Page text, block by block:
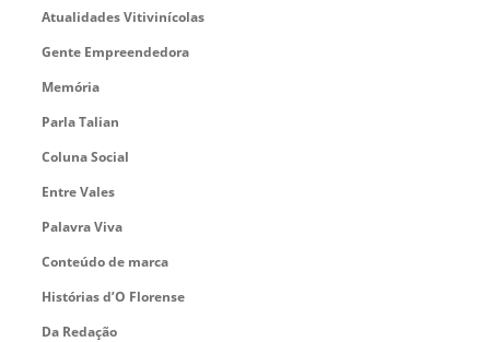
Atualidades Vitivinícolas
Gente Empreendedora
Memória
Parla Talian
Coluna Social
Entre Vales
Palavra Viva
Conteúdo de marca
Histórias d’O Florense
Da Redação